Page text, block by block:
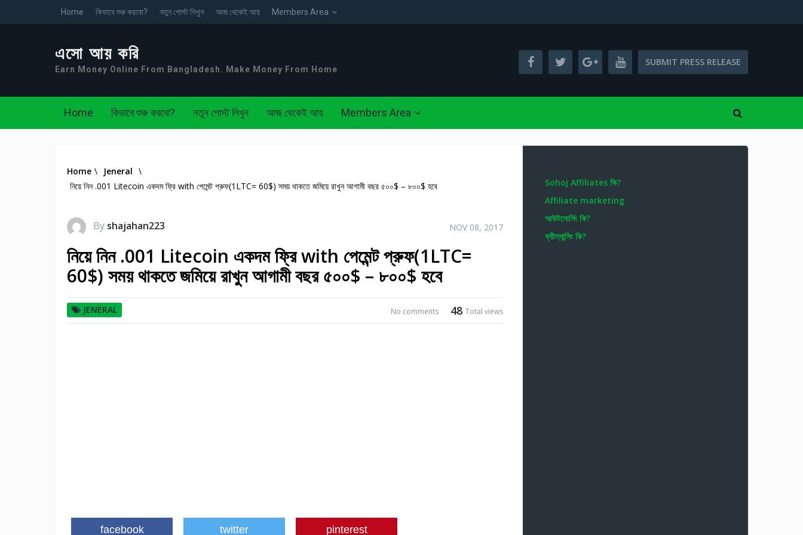
Home কিভাবে শুরু করবো? নতুন পোস্ট লিখুন আজ থেকেই আয় Members Area
এসো আয় করি
Earn Money Online From Bangladesh. Make Money From Home
SUBMIT PRESS RELEASE
Home কিভাবে শুরু করবো? নতুন পোস্ট লিখুন আজ থেকেই আয় Members Area
Home \ Jeneral \
নিয়ে নিন .001 Litecoin একদম ফ্রি with পেমেন্ট প্রুফ(1LTC= 60$) সময় থাকতে জমিয়ে রাখুন আগামী বছর ৫০০$ – ৮০০$ হবে
By shajahan223 NOV 08, 2017
নিয়ে নিন .001 Litecoin একদম ফ্রি with পেমেন্ট প্রুফ(1LTC=
60$) সময় থাকতে জমিয়ে রাখুন আগামী বছর ৫০০$ – ৮০০$ হবে
JENERAL 48 Total views
No comments
facebook twitter pinterest
Sohoj Affiliates কি?
Affiliate marketing
আউটসোর্সিং কি?
ফ্রীল্যান্সিং কি?